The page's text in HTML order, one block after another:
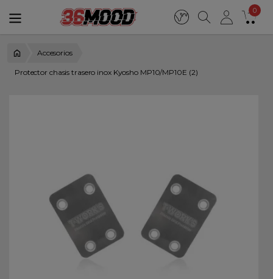
0
Accesorios
Protector chasis trasero inox Kyosho MP10/MP10E (2)